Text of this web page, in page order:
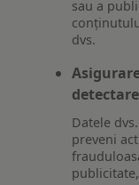
sau a
dvs.
Datele
preveni